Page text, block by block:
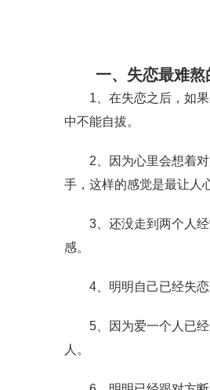
一、失恋最难熬
1、在失恋之后，如果
中不能自拔。
2、因为心里会想着对
手，这样的感觉是最让人
3、还没走到两个人经
感。
4、明明自己已经失恋
5、因为爱一个人已经
人。